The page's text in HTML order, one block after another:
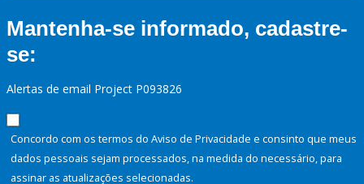
Mantenha-se informado, cadastre-
se:
Alertas de email Project P093826
Concordo com os termos do Aviso de Privacidade e consinto que meus
dados pessoais sejam processados, na medida do necessário, para
assinar as atualizações selecionadas.